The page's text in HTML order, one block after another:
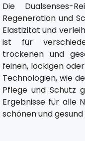
Die Dualsenses-
Regeneration und
Elastizität und
ist für
trockenen und
feinen, lockigen
Technologien, wie
Pflege und Schutz
Ergebnisse für alle
schönen und